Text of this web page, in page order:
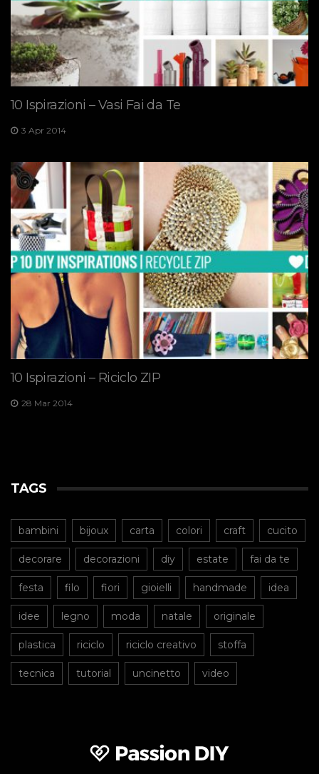
10 Ispirazioni – Vasi Fai da Te
3 Apr 2014
10 Ispirazioni – Riciclo ZIP
28 Mar 2014
TAGS
bambini bijoux carta colori craft cucito
decorare decorazioni diy estate fai da te
festa filo fiori gioielli handmade idea
idee legno moda natale originale
plastica riciclo riciclo creativo stoffa
tecnica tutorial uncinetto video